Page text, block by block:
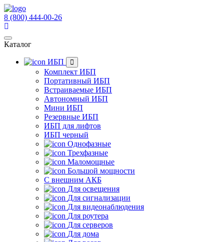
8 (800) 444-00-26
Каталог
ИБП
Комплект ИБП
Портативный ИБП
Встраиваемые ИБП
Автономный ИБП
Мини ИБП
Резервные ИБП
ИБП для лифтов
ИБП черный
Однофазные
Трехфазные
Маломощные
Большой мощности
С внешним АКБ
Для освещения
Для сигнализации
Для видеонаблюдения
Для роутера
Для серверов
Для дома